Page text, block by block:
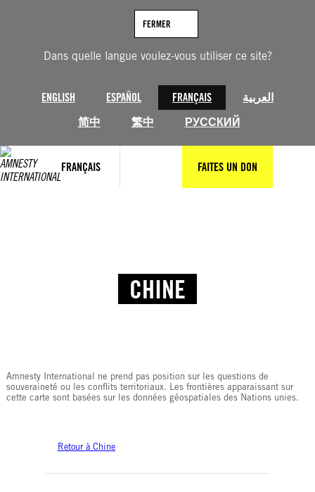
Dans quelle langue voulez-vous utiliser ce site?
ENGLISH ESPAÑOL FRANÇAIS
العربية
简中
繁中 РУССКИЙ
FERMER
FRANÇAIS FAITES UN DON
CHINE
Amnesty International ne prend pas position sur les questions de
souveraineté ou les conflits territoriaux. Les frontières apparaissant sur
cette carte sont basées sur les données géospatiales des Nations unies.
Retour à Chine